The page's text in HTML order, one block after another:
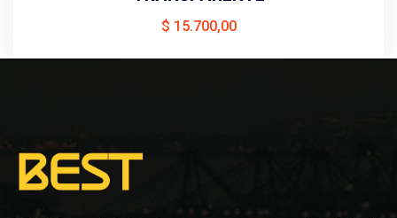
$ 15.700,00